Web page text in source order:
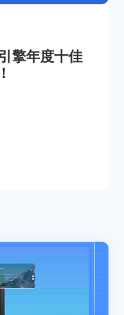
擎年度十佳